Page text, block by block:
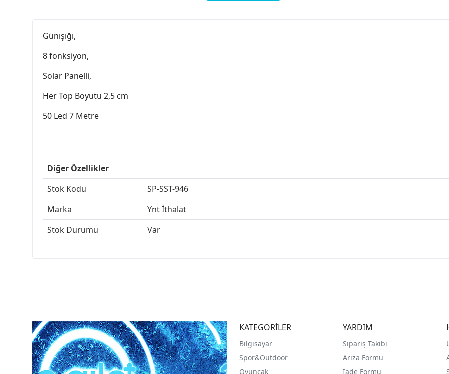
Günışığı,
8 fonksiyon,
Solar Panelli,
Her Top Boyutu 2,5 cm
50 Led 7 Metre
Diğer Özellikler
Stok Kodu
SP-SST-946
Marka
Ynt İthalat
Stok Durumu
Var
KATEGORİLER
Bilgisayar
Spor&Outdoor
Oyuncak
YARDIM
Sipariş Takibi
Arıza Formu
İade Formu